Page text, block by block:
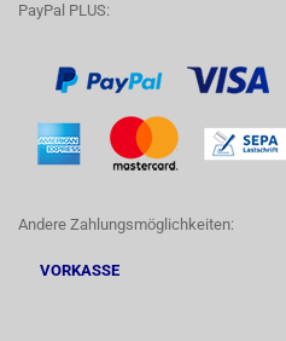
PayPal PLUS:
Andere Zahlungsmöglichkeiten:
VORKASSE